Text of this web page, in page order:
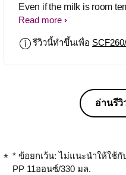
Even if the milk is room
barely warms it by one
any sort of heating. I was very
Read more
รีวิวนี้ทำขึ้นเพื่อ
อ่านรี
* ข้อยกเว้น: ไม่แนะนำให้ใช้กั
PP 11ออนซ์/330 มล.